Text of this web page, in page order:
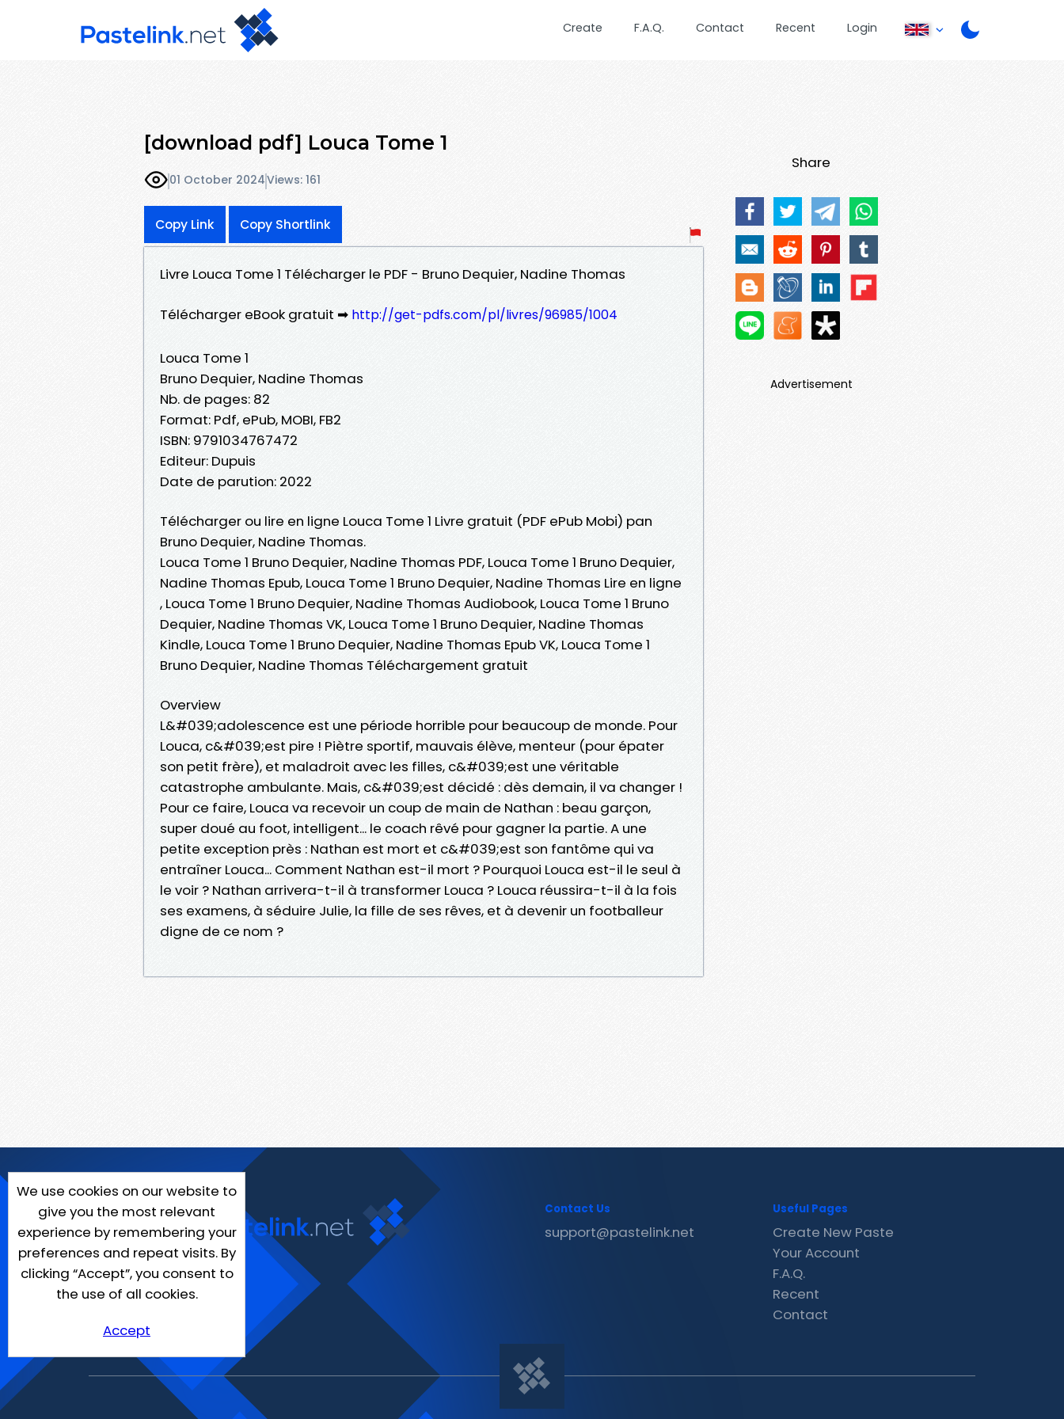
Create F.A.Q. Contact Recent Login
[download pdf] Louca Tome 1
01 October 2024Views: 161
Copy Link Copy Shortlink
Livre Louca Tome 1 Télécharger le PDF - Bruno Dequier, Nadine Thomas
Télécharger eBook gratuit ➡ http://get-pdfs.com/pl/livres/96985/1004
Louca Tome 1
Bruno Dequier, Nadine Thomas
Nb. de pages: 82
Format: Pdf, ePub, MOBI, FB2
ISBN: 9791034767472
Editeur: Dupuis
Date de parution: 2022
Télécharger ou lire en ligne Louca Tome 1 Livre gratuit (PDF ePub Mobi) pan
Bruno Dequier, Nadine Thomas.
Louca Tome 1 Bruno Dequier, Nadine Thomas PDF, Louca Tome 1 Bruno Dequier,
Nadine Thomas Epub, Louca Tome 1 Bruno Dequier, Nadine Thomas Lire en ligne
, Louca Tome 1 Bruno Dequier, Nadine Thomas Audiobook, Louca Tome 1 Bruno
Dequier, Nadine Thomas VK, Louca Tome 1 Bruno Dequier, Nadine Thomas
Kindle, Louca Tome 1 Bruno Dequier, Nadine Thomas Epub VK, Louca Tome 1
Bruno Dequier, Nadine Thomas Téléchargement gratuit
Overview
L&#039;adolescence est une période horrible pour beaucoup de monde. Pour
Louca, c&#039;est pire ! Piètre sportif, mauvais élève, menteur (pour épater
son petit frère), et maladroit avec les filles, c&#039;est une véritable
catastrophe ambulante. Mais, c&#039;est décidé : dès demain, il va changer !
Pour ce faire, Louca va recevoir un coup de main de Nathan : beau garçon,
super doué au foot, intelligent... le coach rêvé pour gagner la partie. A une
petite exception près : Nathan est mort et c&#039;est son fantôme qui va
entraîner Louca... Comment Nathan est-il mort ? Pourquoi Louca est-il le seul à
le voir ? Nathan arrivera-t-il à transformer Louca ? Louca réussira-t-il à la fois
ses examens, à séduire Julie, la fille de ses rêves, et à devenir un footballeur
digne de ce nom ?
Share
Advertisement
We use cookies on our website to
give you the most relevant
experience by remembering your
preferences and repeat visits. By
clicking “Accept”, you consent to
the use of all cookies.
Accept
Contact Us
support@pastelink.net
Useful Pages
Create New Paste
Your Account
F.A.Q.
Recent
Contact